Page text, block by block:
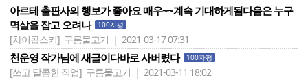
아르테 출판사의 행보가 좋아요 매우~~계속 기대하게됨다음은 누구
멱살을 잡고 오려나
100자평
[차이콥스키] 구름물고기 | 2021-03-17 07:31
천운영 작가님에 새글이다바로 사버렸다 100자평
[쓰고 달콤한 직업] 구름물고기 | 2021-03-11 18:02